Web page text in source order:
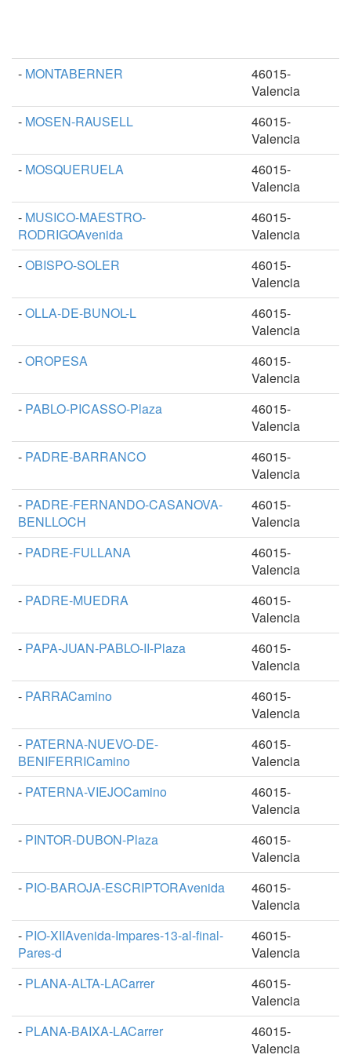
- MONTABERNER
46015-
Valencia
- MOSEN-RAUSELL
46015-
Valencia
- MOSQUERUELA
46015-
Valencia
- MUSICO-MAESTRO-
RODRIGOAvenida
46015-
Valencia
-OBISPO-SOLER
46015-
Valencia
-OLLA-DE-BUNOL-L
46015-
Valencia
-OROPESA
46015-
Valencia
- PABLO-PICASSO-Plaza
46015-
Valencia
- PADRE-BARRANCO
46015-
Valencia
- PADRE-FERNANDO-CASANOVA-
BENLLOCH
46015-
Valencia
- PADRE-FULLANA
46015-
Valencia
- PADRE-MUEDRA
46015-
Valencia
- PAPA-JUAN-PABLO-II-Plaza
46015-
Valencia
- PARRACamino
46015-
Valencia
- PATERNA-NUEVO-DE-
BENIFERRICamino
46015-
Valencia
- PATERNA-VIEJOCamino
46015-
Valencia
- PINTOR-DUBON-Plaza
46015-
Valencia
- PIO-BAROJA-ESCRIPTORAvenida
46015-
Valencia
- PIO-XIIAvenida-Impares-13-al-final-
Pares-d
46015-
Valencia
- PLANA-ALTA-LACarrer
46015-
Valencia
- PLANA-BAIXA-LACarrer
46015-
Valencia